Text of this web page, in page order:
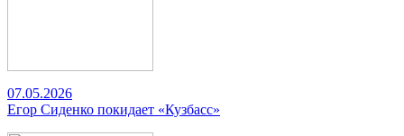
07.05.2026
Егор Сиденко покидает «Кузбасс»